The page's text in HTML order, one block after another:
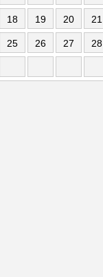
18 19 20 21
25 26 27 28